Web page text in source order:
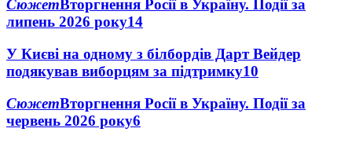
СюжетВторгнення Росії в Україну. Події за
липень 2026 року14
У Києві на одному з білбордів Дарт Вейдер
подякував виборцям за підтримку10
СюжетВторгнення Росії в Україну. Події за
червень 2026 року6